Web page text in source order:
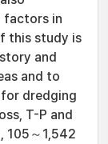
factors in
this study is
and
and to
dredging
T-P and
105～1,542